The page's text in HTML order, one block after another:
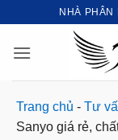
nội
NHÀ PHÂN
Trang chủ - Tư
Sanyo giá rẻ,